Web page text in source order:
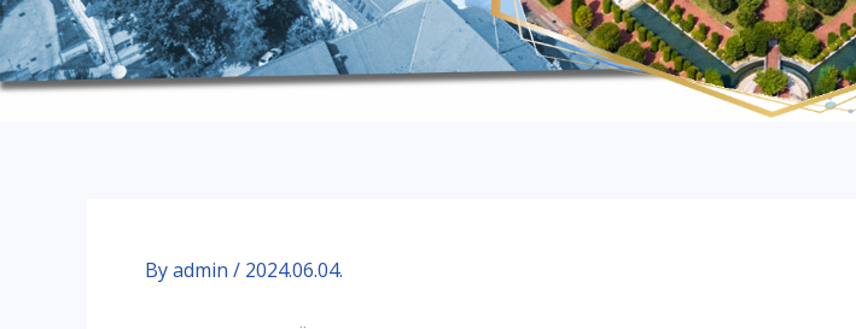
Byadmin / 2024.06.04.